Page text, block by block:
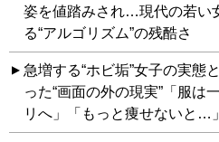
姿を値踏みされ…現代の若い
る“アルゴリズム”の残酷さ
急増する“ホビ垢”女子の実態
った“画面の外の現実”「服は
リへ」「もっと痩せないと…」